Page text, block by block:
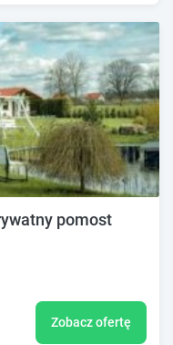
pomost
Zobacz ofertę